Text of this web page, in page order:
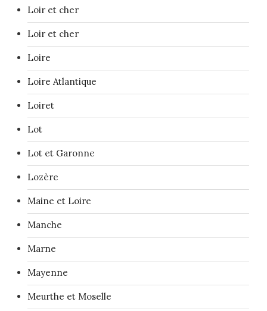
Loir et cher
Loir et cher
Loire
Loire Atlantique
Loiret
Lot
Lot et Garonne
Lozère
Maine et Loire
Manche
Marne
Mayenne
Meurthe et Moselle